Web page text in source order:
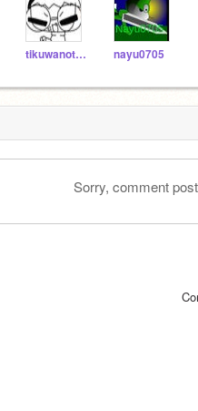
tikuwanotomo nayu0705
Sorry, comment